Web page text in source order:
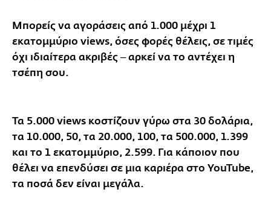
Μπορείς να αγοράσεις από 1.000 μέχρι 1
εκατομμύριο views, όσες φορές θέλεις, σε τιμές
όχι ιδιαίτερα ακριβές ‒ αρκεί να το αντέχει η
τσέπη σου.
Τα 5.000 views κοστίζουν γύρω στα 30 δολάρια,
τα 10.000, 50, τα 20.000, 100, τα 500.000, 1.399
και το 1 εκατομμύριο, 2.599. Για κάποιον που
θέλει να επενδύσει σε μια καριέρα στο YouTube,
τα ποσά δεν είναι μεγάλα.